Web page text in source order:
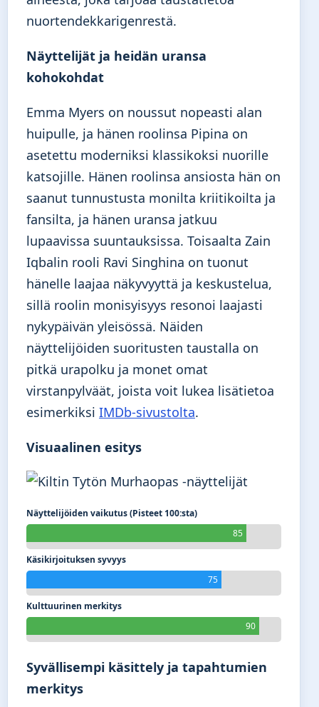
nuortendekkarigenrestä.
Näyttelijät ja heidän uransa
kohokohdat
Emma Myers on noussut nopeasti alan
huipulle, ja hänen roolinsa Pipina on
asetettu moderniksi klassikoksi nuorille
katsojille. Hänen roolinsa ansiosta hän on
saanut tunnustusta monilta kriitikoilta ja
fansilta, ja hänen uransa jatkuu
lupaavissa suuntauksissa. Toisaalta Zain
Iqbalin rooli Ravi Singhina on tuonut
hänelle laajaa näkyvyyttä ja keskustelua,
sillä roolin monisyisyys resonoi laajasti
nykypäivän yleisössä. Näiden
näyttelijöiden suoritusten taustalla on
pitkä urapolku ja monet omat
virstanpylväät, joista voit lukea lisätietoa
esimerkiksi IMDb-sivustolta.
Visuaalinen esitys
Näyttelijöiden vaikutus (Pisteet 100:sta)
85
Käsikirjoituksen syvyys
75
Kulttuurinen merkitys
90
Syvällisempi käsittely ja tapahtumien
merkitys